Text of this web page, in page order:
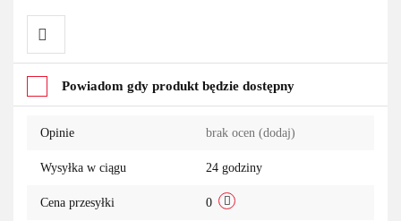
Do
Powiadom gdy produkt będzie dostępny
Opinie brak ocen (dodaj)
Wysyłka w ciągu 24 godziny
Cena przesyłki 0